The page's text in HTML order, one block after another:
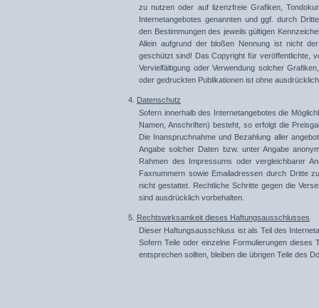
zu nutzen oder auf lizenzfreie Grafiken,
Internetangebotes genannten und ggf. durch
den Bestimmungen des jeweils gültigen
Allein aufgrund der bloßen Nennung ist nicht
geschützt sind! Das Copyright für veröffentlichte,
Vervielfältigung oder Verwendung solcher
oder gedruckten Publikationen ist ohne
4. Datenschutz
Sofern innerhalb des Internetangebotes die
Namen, Anschriften) besteht, so erfolgt die
Die Inanspruchnahme und Bezahlung aller
Angabe solcher Daten bzw. unter Angabe
Rahmen des Impressums oder vergleichbarer
Faxnummern sowie Emailadressen durch Dritte
nicht gestattet. Rechtliche Schritte gegen die
sind ausdrücklich vorbehalten.
5. Rechtswirksamkeit dieses Haftungsausschlusses
Dieser Haftungsausschluss ist als Teil des
Sofern Teile oder einzelne Formulierungen
entsprechen sollten, bleiben die übrigen Teile des